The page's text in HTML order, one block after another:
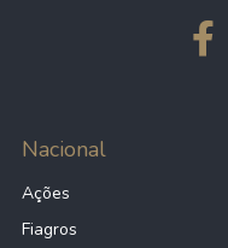
Nacional
Ações
Fiagros